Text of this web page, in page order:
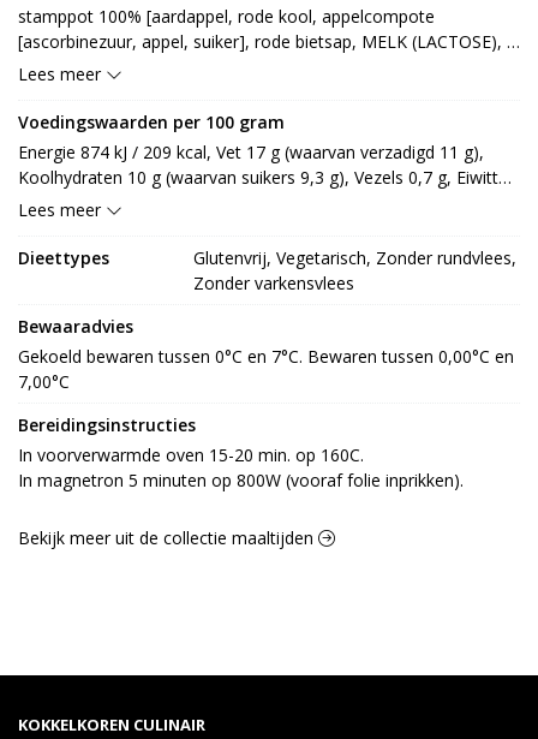
stamppot 100% [aardappel, rode kool, appelcompote
[ascorbinezuur, appel, suiker], rode bietsap, MELK (LACTOSE),
rundvlees, varkensvlees, zout, citroensap*, kaneel, roomboter
mais], citrusvezel, specerij, zetmeel] (* van biologische
oorsprong)
Lees meer
Voedingswaarden per 100 gram
Energie 874 kJ / 209 kcal, Vet 17 g (waarvan verzadigd 11 g),
Koolhydraten 10 g (waarvan suikers 9,3 g), Vezels 0,7 g, Eiwitten
1,9 g, Zout 0,6 g.
Lees meer
Dieettypes
Glutenvrij, Vegetarisch, Zonder rundvlees,
Zonder varkensvlees
Bewaaradvies
Gekoeld bewaren tussen 0°C en 7°C. Bewaren tussen 0,00°C en
7,00°C
Bereidingsinstructies
In voorverwarmde oven 15-20 min. op 160C.
In magnetron 5 minuten op 800W (vooraf folie inprikken).
Bekijk meer uit de collectie maaltijden
KOKKELKOREN CULINAIR